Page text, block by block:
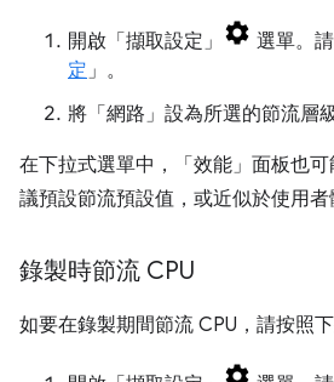
開啟「擷取設定」 選單。
定 」。
將「網路」 設為所選的節流層級
在下拉式選單中，「效能」 面板也
議預設節流預設值，或近似於使用者
錄製時節流 CPU
如要在錄製期間節流 CPU，請按照